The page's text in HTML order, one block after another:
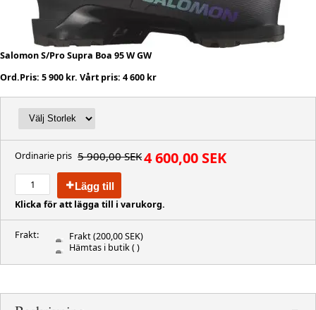
Salomon S/Pro Supra Boa 95 W GW
Ord.Pris: 5 900 kr. Vårt pris: 4 600 kr
Ordinarie pris 5 900,00 SEK4 600,00 SEK
Lägg till
Klicka för att lägga till i varukorg.
Frakt: Frakt(200,00 SEK)
Hämtas i butik( )